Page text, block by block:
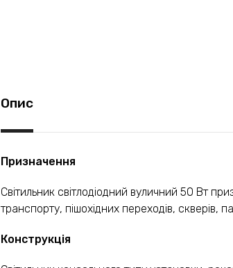
Опис
Призначення
Світильник світлодіодний вуличний 50 Вт
транспорту, пішохідних переходів, скверів,
Конструкція